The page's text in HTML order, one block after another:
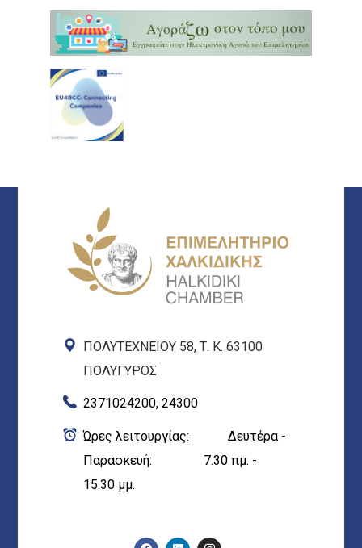
ΠΟΛΥΤΕΧΝΕΙΟΥ 58, Τ. Κ. 63100
ΠΟΛΥΓΥΡΟΣ
2371024200, 24300
Ώρες λειτουργίας: Δευτέρα -
Παρασκευή: 7.30 πμ. -
15.30 μμ.